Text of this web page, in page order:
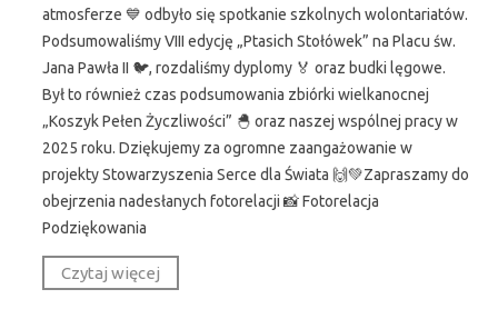
atmosferze 💙 odbyło się spotkanie szkolnych wolontariatów.
Podsumowaliśmy VIII edycję „Ptasich Stołówek” na Placu św.
Jana Pawła II 🐦, rozdaliśmy dyplomy 🏅 oraz budki lęgowe.
Był to również czas podsumowania zbiórki wielkanocnej
„Koszyk Pełen Życzliwości” 🐣 oraz naszej wspólnej pracy w
2025 roku. Dziękujemy za ogromne zaangażowanie w
projekty Stowarzyszenia Serce dla Świata 🙌💚Zapraszamy do
obejrzenia nadesłanych fotorelacji 📸 Fotorelacja
Podziękowania
Czytaj więcej